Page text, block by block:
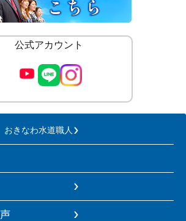
公式アカウント
きなわ水道職人